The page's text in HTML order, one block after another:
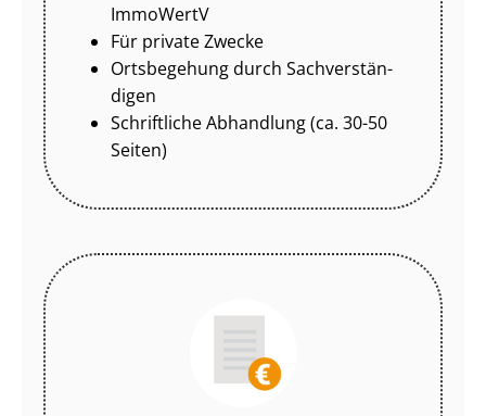
ImmoWertV
Für private Zwecke
Ortsbegehung durch Sach­ver­stän­
di­gen
Schriftliche Abhandlung (ca. 30-50
Seiten)